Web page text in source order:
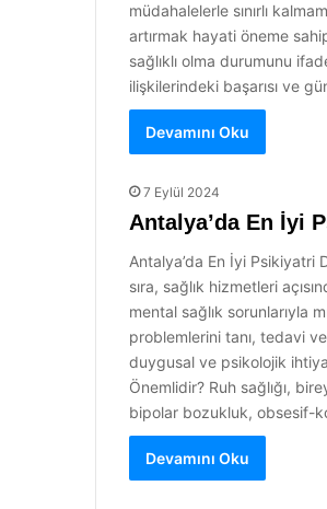
müdahalelerle sınırlı
artırmak hayati öneme
sağlıklı olma durumunu
ilişkilerindeki başarısı ve
Devamını Oku
7 Eylül 2024
Antalya’da En İyi
Antalya’da En İyi Psikiyatri
sıra, sağlık hizmetleri
mental sağlık sorunlarıyla
problemlerini tanı, tedavi
duygusal ve psikolojik
Önemlidir? Ruh sağlığı,
bipolar bozukluk, obsesif-
Devamını Oku